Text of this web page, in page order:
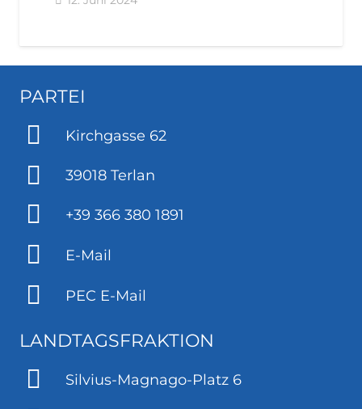
PARTEI
Kirchgasse 62
39018 Terlan
+39 366 380 1891
E-Mail
PEC E-Mail
LANDTAGSFRAKTION
Silvius-Magnago-Platz 6